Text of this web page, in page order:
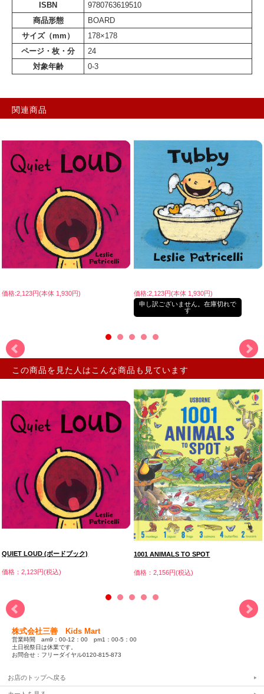
ISBN
9780763619510
商品形態
BOARD
サイズ（mm）
178×178
ページ・枚・分
24
対象年齢
0-3
関連商品
価格:2,123円(本体 1,930円)
価格:2,123円(本体 1,930円)
申し訳ございません。在庫切れで
す
この商品を見た人はこんな商品も見ています
QUIET LOUD (ボードブック)
価格：2,123円(税込)
1001 ANIMALS TO SPOT
価格：2,156円(税込)
株式会社三善 Kids Mart
営業時間 am9：00-12：00 pm1：00-5：00
土日祝祭日は休業です。
お問合せ：フリーダイヤル0120-815-873
お店のトップへ戻る